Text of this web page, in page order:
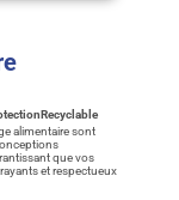
Recyclable
alimentaire sont
que vos
et respectueux